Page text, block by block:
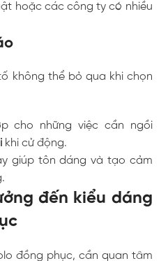
hoặc các công ty có nhiều
không thể bỏ qua khi chọn
cho những việc cần ngồi
khi cử động.
giúp tôn dáng và tạo cảm
đến kiểu dáng
đồng phục, cần quan tâm